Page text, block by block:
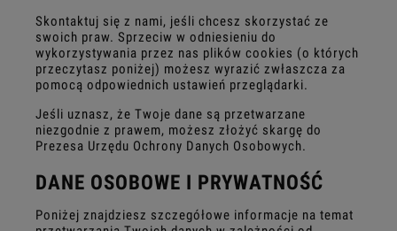
Skontaktuj się z nami, jeśli chcesz skorzystać ze
swoich praw. Sprzeciw w odniesieniu do
wykorzystywania przez nas plików cookies (o których
przeczytasz poniżej) możesz wyrazić zwłaszcza za
pomocą odpowiednich ustawień przeglądarki.
Jeśli uznasz, że Twoje dane są przetwarzane
niezgodnie z prawem, możesz złożyć skargę do
Prezesa Urzędu Ochrony Danych Osobowych.
DANE OSOBOWE I PRYWATNOŚĆ
Poniżej znajdziesz szczegółowe informacje na temat